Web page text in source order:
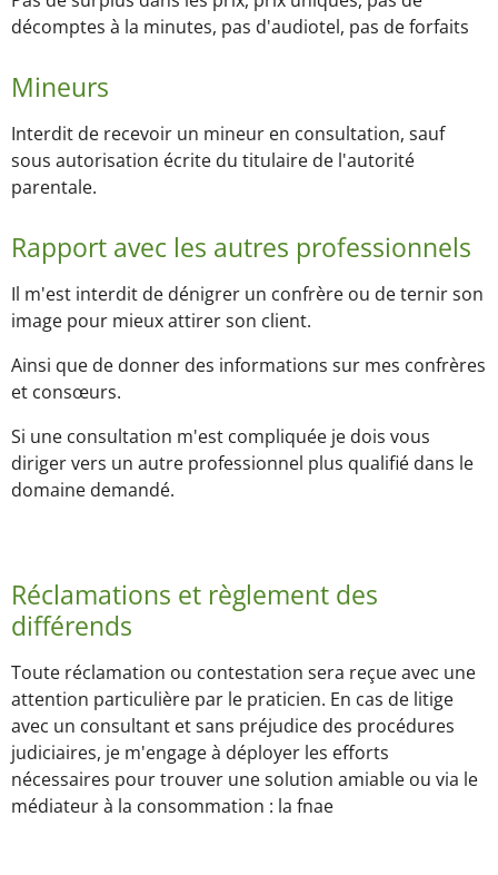
décomptes à la minutes, pas d'audiotel, pas de forfaits
Mineurs
Interdit de recevoir un mineur en consultation, sauf
sous autorisation écrite du titulaire de l'autorité
parentale.
Rapport avec les autres professionnels
Il m'est interdit de dénigrer un confrère ou de ternir son
image pour mieux attirer son client.
Ainsi que de donner des informations sur mes confrères
et consœurs.
Si une consultation m'est compliquée je dois vous
diriger vers un autre professionnel plus qualifié dans le
domaine demandé.
Réclamations et règlement des
différends
Toute réclamation ou contestation sera reçue avec une
attention particulière par le praticien. En cas de litige
avec un consultant et sans préjudice des procédures
judiciaires, je m'engage à déployer les efforts
nécessaires pour trouver une solution amiable ou via le
médiateur à la consommation : la fnae